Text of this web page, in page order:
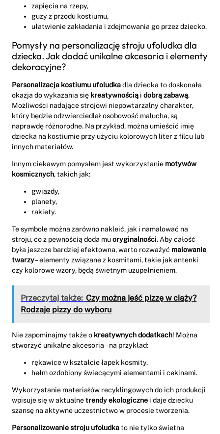
zapięcia na rzepy,
guzy z przodu kostiumu,
ułatwienie zakładania i zdejmowania go przez dziecko.
Pomysły na personalizację stroju ufoludka dla
dziecka. Jak dodać unikalne akcesoria i elementy
dekoracyjne?
Personalizacja kostiumu ufoludkadla dziecka to doskonała
okazja do wykazania się kreatywnością i dobrą zabawą.
Możliwości nadające strojowi niepowtarzalny charakter,
który będzie odzwierciedlał osobowość malucha, są
naprawdę różnorodne. Na przykład, można umieścić imię
dziecka na kostiumie przy użyciu kolorowych liter z filcu lub
innych materiałów.
Innym ciekawym pomysłem jest wykorzystanie motywów
kosmicznych, takich jak:
gwiazdy,
planety,
rakiety.
Te symbole można zarówno nakleić, jak i namalować na
stroju, co z pewnością doda muoryginalności. Aby całość
była jeszcze bardziej efektowna, warto rozważyć malowanie
twarzy– elementy związane z kosmitami, takie jak antenki
czy kolorowe wzory, będą świetnym uzupełnieniem.
Przeczytaj także: Czy można jeść pizzę w ciąży?
Rodzaje pizzy do wyboru
Nie zapominajmy także o kreatywnych dodatkach! Można
stworzyć unikalne akcesoria – na przykład:
rękawice w kształcie łapek kosmity,
hełm ozdobiony świecącymi elementami i cekinami.
Wykorzystanie materiałów recyklingowych do ich produkcji
wpisuje się w aktualnetrendy ekologiczne i daje dziecku
szansę na aktywne uczestnictwo w procesie tworzenia.
Personalizowanie stroju ufoludkato nie tylko świetna